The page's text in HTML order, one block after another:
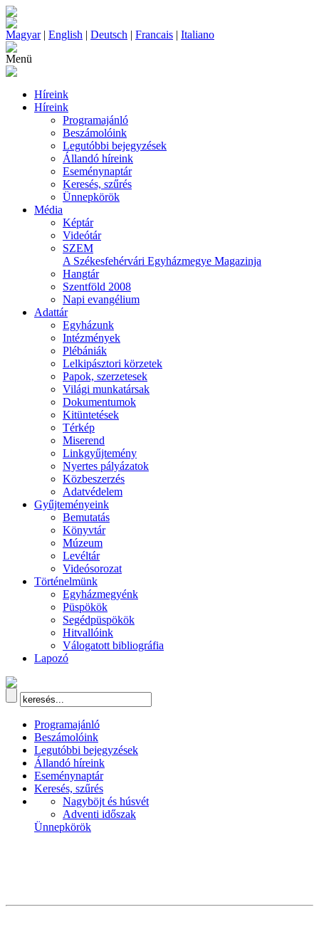
Magyar| English | Deutsch | Francais | Italiano
Menü
Híreink
Híreink
Programajánló
Beszámolóink
Legutóbbi bejegyzések
Állandó híreink
Eseménynaptár
Keresés, szűrés
Ünnepkörök
Média
Képtár
Videótár
SZEM
A Székesfehérvári Egyházmegye Magazinja
Hangtár
Szentföld 2008
Napi evangélium
Adattár
Egyházunk
Intézmények
Plébániák
Lelkipásztori körzetek
Papok, szerzetesek
Világi munkatársak
Dokumentumok
Kitüntetések
Térkép
Miserend
Linkgyűjtemény
Nyertes pályázatok
Közbeszerzés
Adatvédelem
Gyűjteményeink
Bemutatás
Könyvtár
Múzeum
Levéltár
Videósorozat
Történelmünk
Egyházmegyénk
Püspökök
Segédpüspökök
Hitvallóink
Válogatott bibliográfia
Lapozó
Programajánló
Beszámolóink
Legutóbbi bejegyzések
Állandó híreink
Eseménynaptár
Keresés, szűrés
Nagyböjt és húsvét
Adventi időszak
Ünnepkörök